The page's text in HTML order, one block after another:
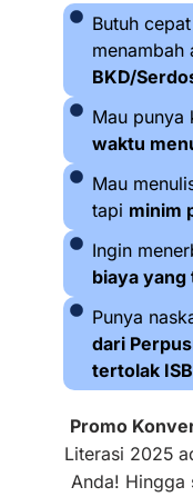
Butuh
menambah
BKD/
Mau
waktu
Mau
tapi minim
Ingin
biaya
Punya
dari
tertolak
Promo
Literasi 2025
Anda! Hingga